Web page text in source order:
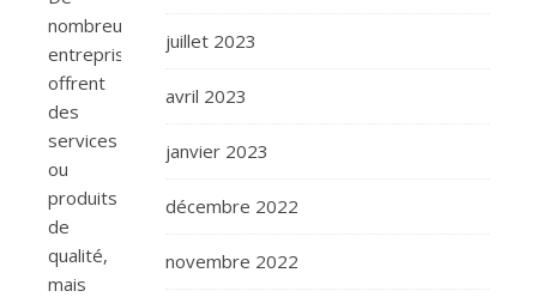
nombreuses
entreprises
offrent
des
services
ou
produits
de
qualité,
mais
juillet 2023
avril 2023
janvier 2023
décembre 2022
novembre 2022